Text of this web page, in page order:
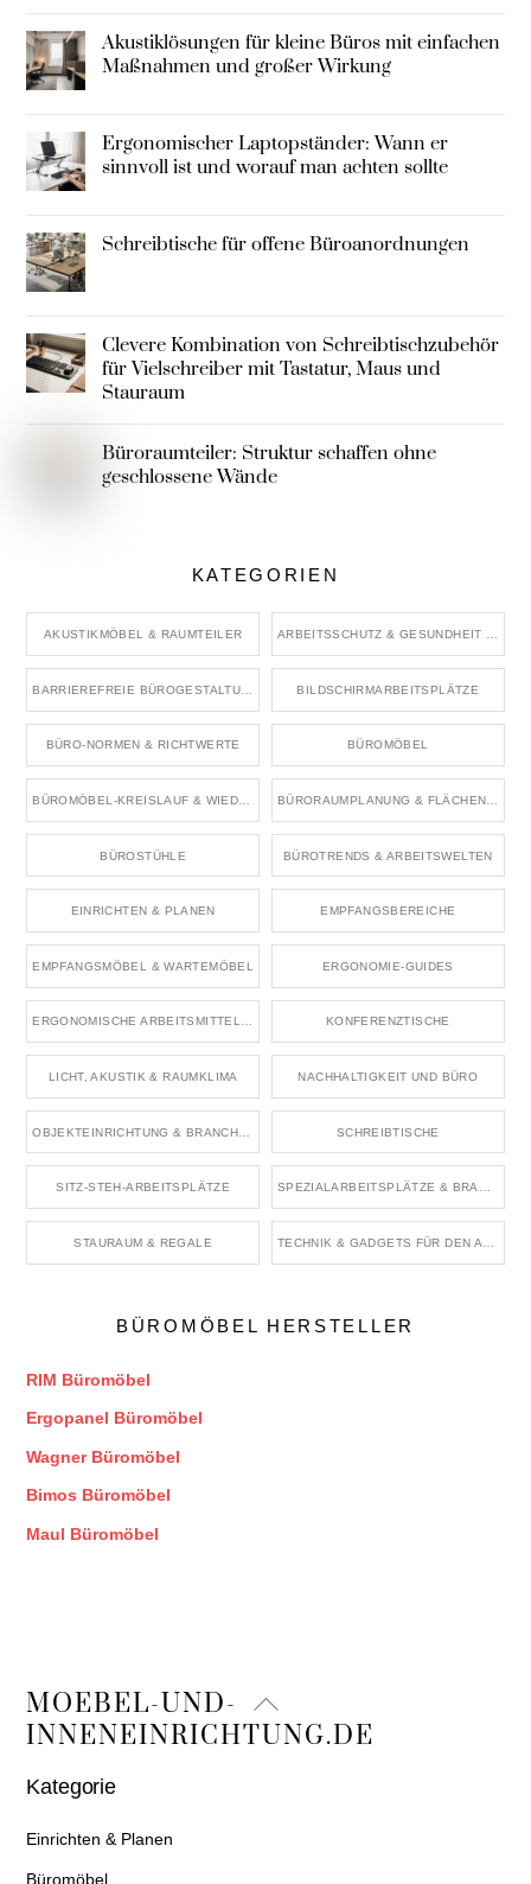
Akustiklösungen für kleine Büros mit einfachen
Maßnahmen und großer Wirkung
Ergonomischer Laptopständer: Wann er
sinnvoll ist und worauf man achten sollte
Schreibtische für offene Büroanordnungen
Clevere Kombination von Schreibtischzubehör
für Vielschreiber mit Tastatur, Maus und
Stauraum
Büroraumteiler: Struktur schaffen ohne
geschlossene Wände
KATEGORIEN
AKUSTIKMÖBEL & RAUMTEILER ARBEITSSCHUTZ & GESUNDHEIT IM BÜRO
BILDSCHIRMARBEITSPLÄTZE
BÜRO-NORMEN & RICHTWERTE BÜROMÖBEL
BÜROSTÜHLE BÜROTRENDS & ARBEITSWELTEN
EINRICHTEN & PLANEN EMPFANGSBEREICHE
EMPFANGSMÖBEL & WARTEMÖBEL ERGONOMIE-GUIDES
ERGONOMISCHE ARBEITSMITTEL & ZUBEHÖR KONFERENZTISCHE
LICHT, AKUSTIK & RAUMKLIMA NACHHALTIGKEIT UND BÜRO
SCHREIBTISCHE
SITZ-STEH-ARBEITSPLÄTZE
STAURAUM & REGALE
BÜROMÖBEL HERSTELLER
RIM Büromöbel
Ergopanel Büromöbel
Wagner Büromöbel
Bimos Büromöbel
Maul Büromöbel
Back
To
MOEBEL-UND-
INNENEINRICHTUNG.DE
Kategorie
Einrichten & Planen
Büromöbel